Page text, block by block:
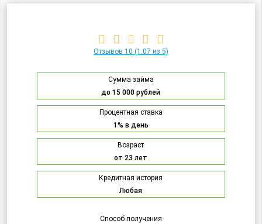
Отзывов 10 (1.07 из 5)
Сумма займа
до 15 000 рублей
Процентная ставка
1% в день
Возраст
от 23 лет
Кредитная история
Любая
Способ получения